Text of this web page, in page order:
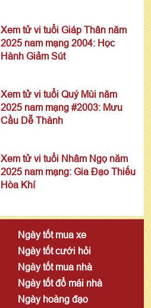
Xem tử vi tuổi Giáp Thân năm
2025 nam mạng 2004: Học
Hành Giảm Sút
Xem tử vi tuổi Quý Mùi năm
2025 nam mạng #2003: Mưu
Cầu Dễ Thành
Xem tử vi tuổi Nhâm Ngọ năm
2025 nam mạng: Gia Đạo Thiếu
Hòa Khí
Ngày tốt mua xe
Ngày tốt cưới hỏi
Ngày tốt mua nhà
Ngày tốt đổ mái nhà
Ngày hoàng đạo